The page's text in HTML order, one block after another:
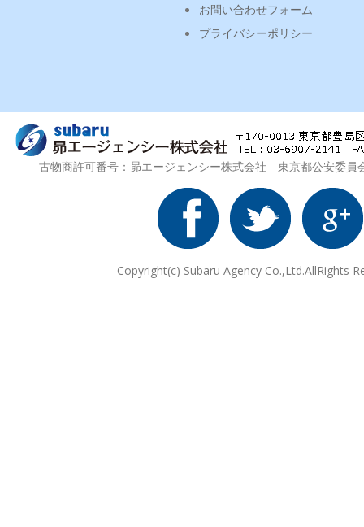
お問い合わせフォーム
プライバシーポリシー
古物商許可番号：昴エージェンシー株式会社 東京都公安委
Copyright(c) Subaru Agency Co.,Ltd.AllRights